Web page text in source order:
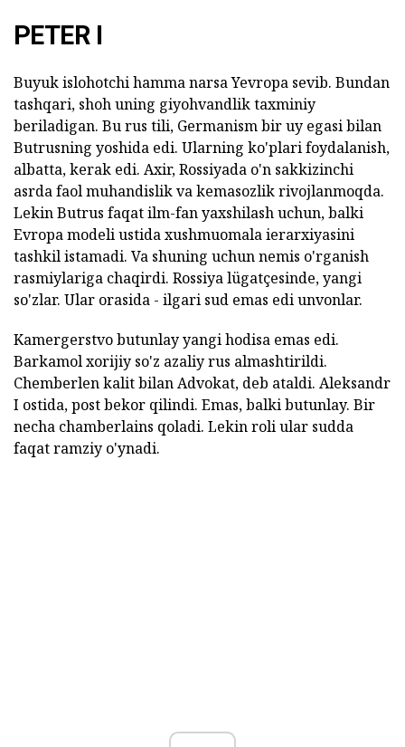
PETER I
Buyuk islohotchi hamma narsa Yevropa sevib. Bundan
tashqari, shoh uning giyohvandlik taxminiy
beriladigan. Bu rus tili, Germanism bir uy egasi bilan
Butrusning yoshida edi. Ularning ko'plari foydalanish,
albatta, kerak edi. Axir, Rossiyada o'n sakkizinchi
asrda faol muhandislik va kemasozlik rivojlanmoqda.
Lekin Butrus faqat ilm-fan yaxshilash uchun, balki
Evropa modeli ustida xushmuomala ierarxiyasini
tashkil istamadi. Va shuning uchun nemis o'rganish
rasmiylariga chaqirdi. Rossiya lügatçesinde, yangi
so'zlar. Ular orasida - ilgari sud emas edi unvonlar.
Kamergerstvo butunlay yangi hodisa emas edi.
Barkamol xorijiy so'z azaliy rus almashtirildi.
Chemberlen kalit bilan Advokat, deb ataldi. Aleksandr
I ostida, post bekor qilindi. Emas, balki butunlay. Bir
necha chamberlains qoladi. Lekin roli ular sudda
faqat ramziy o'ynadi.